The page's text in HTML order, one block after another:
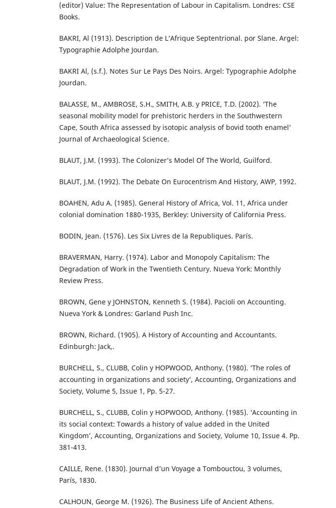
(editor) Value: The Representation of Labour in Capitalism. Londres: CSE
Books.
BAKRI, Al (1913). Description de L’Afrique Septentrional. por Slane. Argel:
Typographie Adolphe Jourdan.
BAKRI Al, (s.f.). Notes Sur Le Pays Des Noirs. Argel: Typographie Adolphe
Jourdan.
BALASSE, M., AMBROSE, S.H., SMITH, A.B. y PRICE, T.D. (2002). ‘The
seasonal mobility model for prehistoric herders in the Southwestern
Cape, South Africa assessed by isotopic analysis of bovid tooth enamel’
Journal of Archaeological Science.
BLAUT, J.M. (1993). The Colonizer’s Model Of The World, Guilford.
BLAUT, J.M. (1992). The Debate On Eurocentrism And History, AWP, 1992.
BOAHEN, Adu A. (1985). General History of Africa, Vol. 11, Africa under
colonial domination 1880-1935, Berkley: University of California Press.
BODIN, Jean. (1576). Les Six Livres de la Republiques. París.
BRAVERMAN, Harry. (1974). Labor and Monopoly Capitalism: The
Degradation of Work in the Twentieth Century. Nueva York: Monthly
Review Press.
BROWN, Gene y JOHNSTON, Kenneth S. (1984). Pacioli on Accounting.
Nueva York & Londres: Garland Push Inc.
BROWN, Richard. (1905). A History of Accounting and Accountants.
Edinburgh: Jack,.
BURCHELL, S., CLUBB, Colin y HOPWOOD, Anthony. (1980). ‘The roles of
accounting in organizations and society’, Accounting, Organizations and
Society, Volume 5, Issue 1, Pp. 5-27.
BURCHELL, S., CLUBB, Colin y HOPWOOD, Anthony. (1985). ‘Accounting in
its social context: Towards a history of value added in the United
Kingdom’, Accounting, Organizations and Society, Volume 10, Issue 4. Pp.
381-413.
CAILLE, Rene. (1830). Journal d’un Voyage a Tombouctou, 3 volumes,
París, 1830.
CALHOUN, George M. (1926). The Business Life of Ancient Athens.